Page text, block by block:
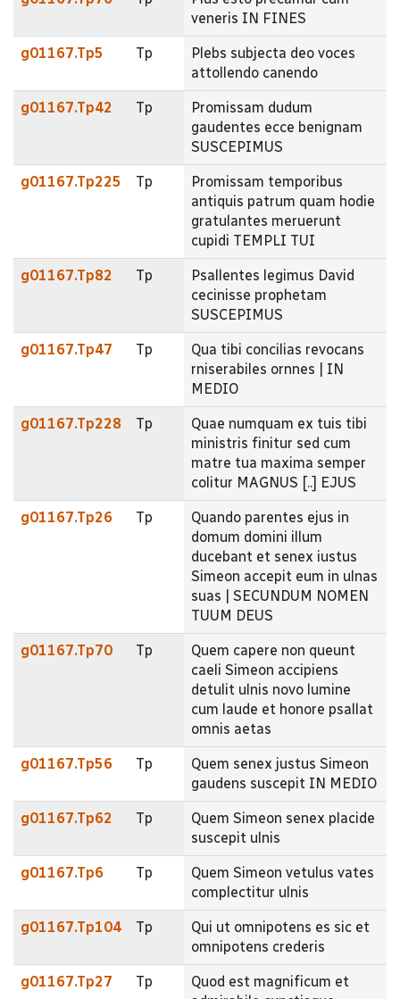
veneris IN FINES
g01167.Tp5 Tp
Plebs subjecta deo voces
attollendo canendo
g01167.Tp42 Tp
Promissam dudum
gaudentes ecce benignam
SUSCEPIMUS
g01167.Tp225 Tp
Promissam temporibus
antiquis patrum quam hodie
gratulantes meruerunt
cupidi TEMPLI TUI
g01167.Tp82 Tp
Psallentes legimus David
cecinisse prophetam
SUSCEPIMUS
g01167.Tp47 Tp
Qua tibi concilias revocans
rniserabiles ornnes | IN
MEDIO
g01167.Tp228 Tp
Quae numquam ex tuis tibi
ministris finitur sed cum
matre tua maxima semper
colitur MAGNUS [..] EJUS
g01167.Tp26 Tp
Quando parentes ejus in
domum domini illum
ducebant et senex iustus
Simeon accepit eum in ulnas
suas | SECUNDUM NOMEN
TUUM DEUS
g01167.Tp70 Tp
Quem capere non queunt
caeli Simeon accipiens
detulit ulnis novo lumine
cum laude et honore psallat
omnis aetas
g01167.Tp56 Tp
Quem senex justus Simeon
gaudens suscepit IN MEDIO
g01167.Tp62 Tp
Quem Simeon senex placide
suscepit ulnis
g01167.Tp6 Tp
Quem Simeon vetulus vates
complectitur ulnis
g01167.Tp104 Tp
Qui ut omnipotens es sic et
omnipotens crederis
g01167.Tp27 Tp
Quod est magnificum et